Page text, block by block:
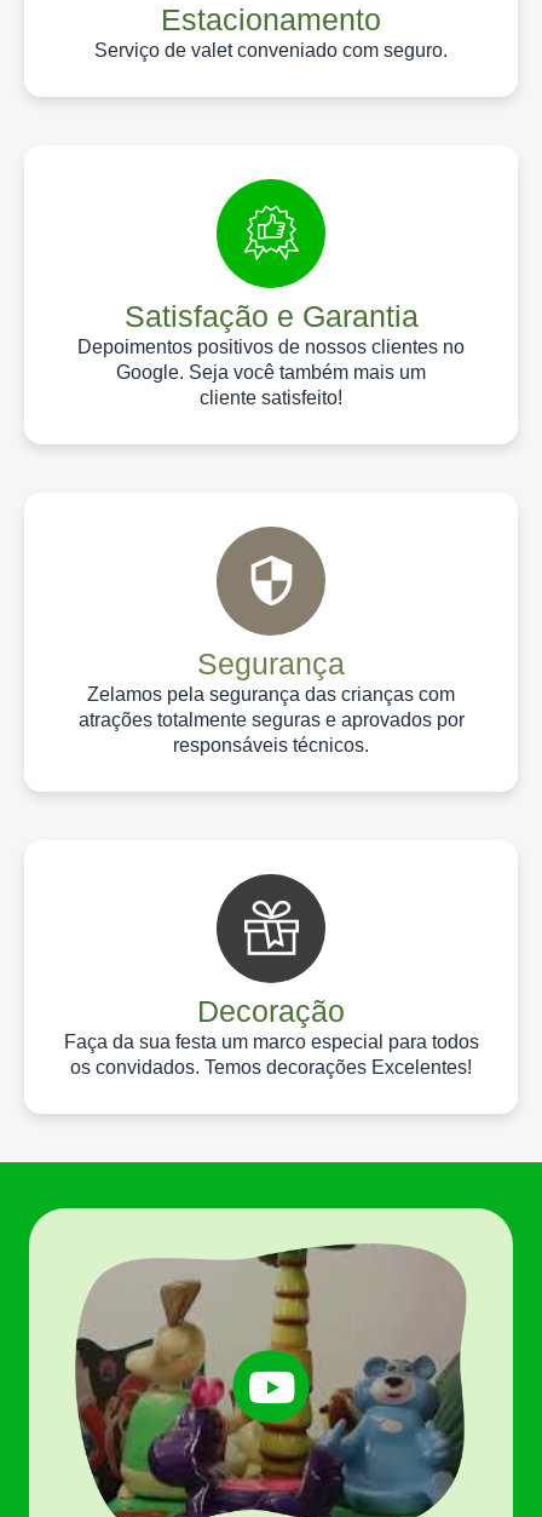
Estacionamento
Serviço de valet conveniado com seguro.
Satisfação e Garantia
Depoimentos positivos de nossos clientes no
Google. Seja você também mais um
cliente satisfeito!
Segurança
Zelamos pela segurança das crianças com
atrações totalmente seguras e aprovados por
responsáveis técnicos.
Decoração
Faça da sua festa um marco especial para todos
os convidados. Temos decorações Excelentes!